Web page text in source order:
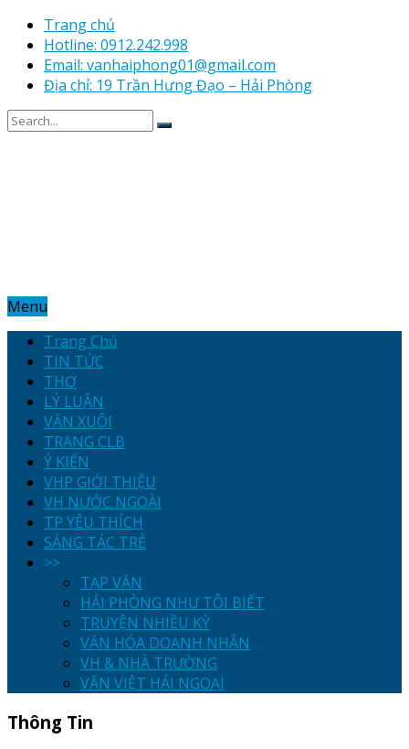
Trang chủ
Hotline: 0912.242.998
Email: vanhaiphong01@gmail.com
Địa chỉ: 19 Trần Hưng Đạo – Hải Phòng
Menu
Trang Chủ
TIN TỨC
THƠ
LÝ LUẬN
VĂN XUÔI
TRANG CLB
Ý KIẾN
VHP GIỚI THIỆU
VH NƯỚC NGOÀI
TP YÊU THÍCH
SÁNG TÁC TRẺ
>>
TẠP VĂN
HẢI PHÒNG NHƯ TÔI BIẾT
TRUYỆN NHIỀU KỲ
VĂN HÓA DOANH NHÂN
VH & NHÀ TRƯỜNG
VĂN VIỆT HẢI NGOẠI
Thông Tin